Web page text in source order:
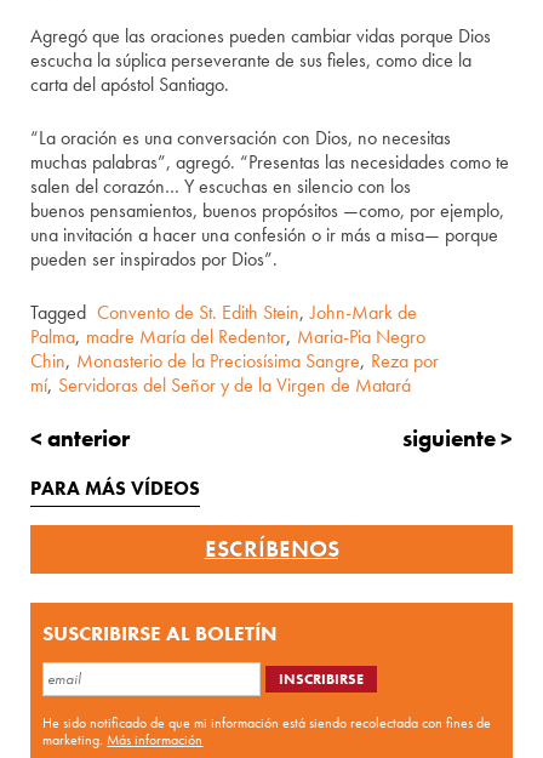
Agregó que las oraciones pueden cambiar vidas porque Dios
escucha la súplica perseverante de sus fieles, como dice la
carta del apóstol Santiago.
“La oración es una conversación con Dios, no necesitas
muchas palabras”, agregó. “Presentas las necesidades como te
salen del corazón… Y escuchas en silencio con los
buenos pensamientos, buenos propósitos —como, por ejemplo,
una invitación a hacer una confesión o ir más a misa— porque
pueden ser inspirados por Dios”.
Tagged Convento de St. Edith Stein, John-Mark de
Palma, madre María del Redentor, Maria-Pia Negro
Chin, Monasterio de la Preciosísima Sangre, Reza por
mí, Servidoras del Señor y de la Virgen de Matará
< anterior siguiente >
PARA MÁS VÍDEOS
ESCRÍBENOS
SUSCRIBIRSE AL BOLETÍN
He sido notificado de que mi información está siendo recolectada con fines de
marketing.Más información